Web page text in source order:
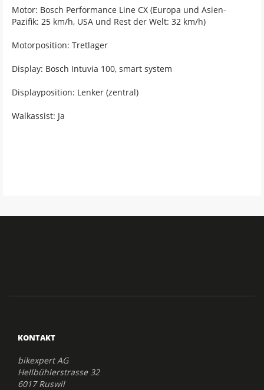
Motor: Bosch Performance Line CX (Europa und Asien-
Pazifik: 25 km/h, USA und Rest der Welt: 32 km/h)
Motorposition: Tretlager
Display: Bosch Intuvia 100, smart system
Displayposition: Lenker (zentral)
Walkassist: Ja
KONTAKT
bikexpert AG
Hellbühlerstrasse 32
6017 Ruswil